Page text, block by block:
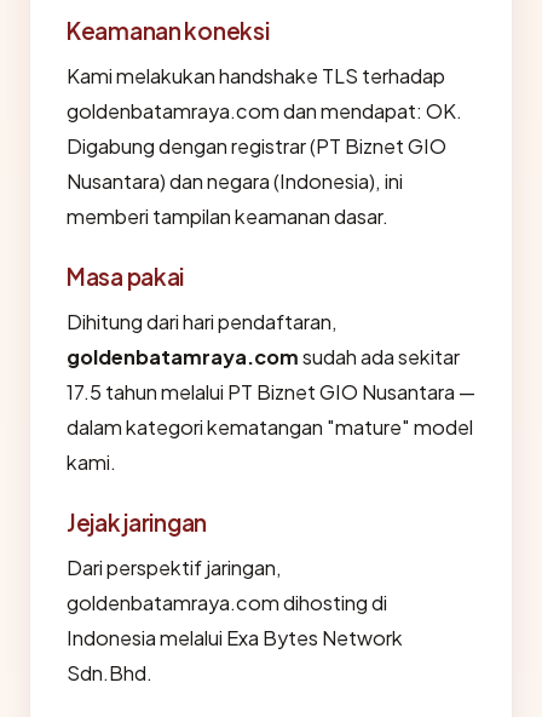
Keamanan koneksi
Kami melakukan handshake TLS terhadap
goldenbatamraya.com dan mendapat: OK.
Digabung dengan registrar (PT Biznet GIO
Nusantara) dan negara (Indonesia), ini
memberi tampilan keamanan dasar.
Masa pakai
Dihitung dari hari pendaftaran,
goldenbatamraya.comsudah ada sekitar
17.5 tahun melalui PT Biznet GIO Nusantara —
dalam kategori kematangan "mature" model
kami.
Jejak jaringan
Dari perspektif jaringan,
goldenbatamraya.com dihosting di
Indonesia melalui Exa Bytes Network
Sdn.Bhd.